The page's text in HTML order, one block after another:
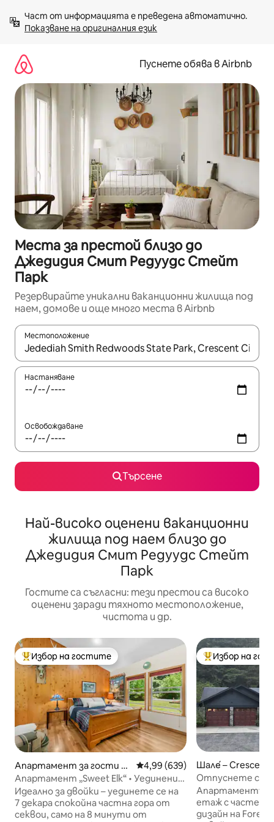
към
съдържанието
Показване на оригиналния език
Пуснете обява в Airbnb
Места за престой близо до
Джедидия Смит Редуудс Стейт
Парк
Резервирайте уникални ваканционни жилища под
наем, домове и още много места в Airbnb
Местоположение
Когато резултатите се покажат, използвайте
Настаняване
Освобождаване
Търсене
Най-високо оценени ваканционни
жилища под наем близо до
Джедидия Смит Редуудс Стейт
Парк
Гостите са съгласни: тези престои са високо
оценени заради тяхното местоположение,
чистота и др.
Най-популярен избор на гостите
Избор на гостите
Апартамент за гости –
Crescent City
Средна оценка: 4,99 от 5,
4,99 (639)
Апартамент „Sweet Elk“ • Уединение
в Редууд близо до паркове
Идеално за двойки – уединете се на
7 декара спокойна частна гора от
секвои, само на 8 минути от
Най-популярен
Избор на
Шале́ – Crescent
Отпуснете се в
Апартаментът
етаж с частен достъп.
дизайн на